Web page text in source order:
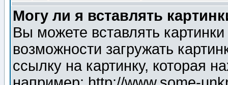
Могу ли я вставлять
Вы можете вставлять
возможности загружать
ссылку на картинку, которая